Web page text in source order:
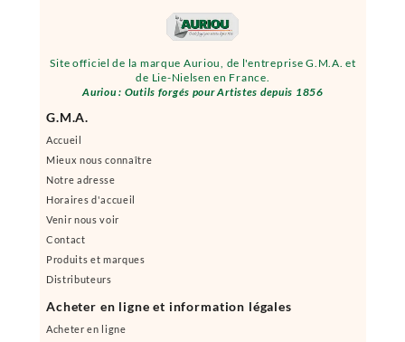
Site officiel de la marque Auriou, de l'entreprise G.M.A. et
de Lie-Nielsen en France.
Auriou : Outils forgés pour Artistes depuis 1856
G.M.A.
Accueil
Mieux nous connaître
Notre adresse
Horaires d'accueil
Venir nous voir
Contact
Produits et marques
Distributeurs
Acheter en ligne et information légales
Acheter en ligne